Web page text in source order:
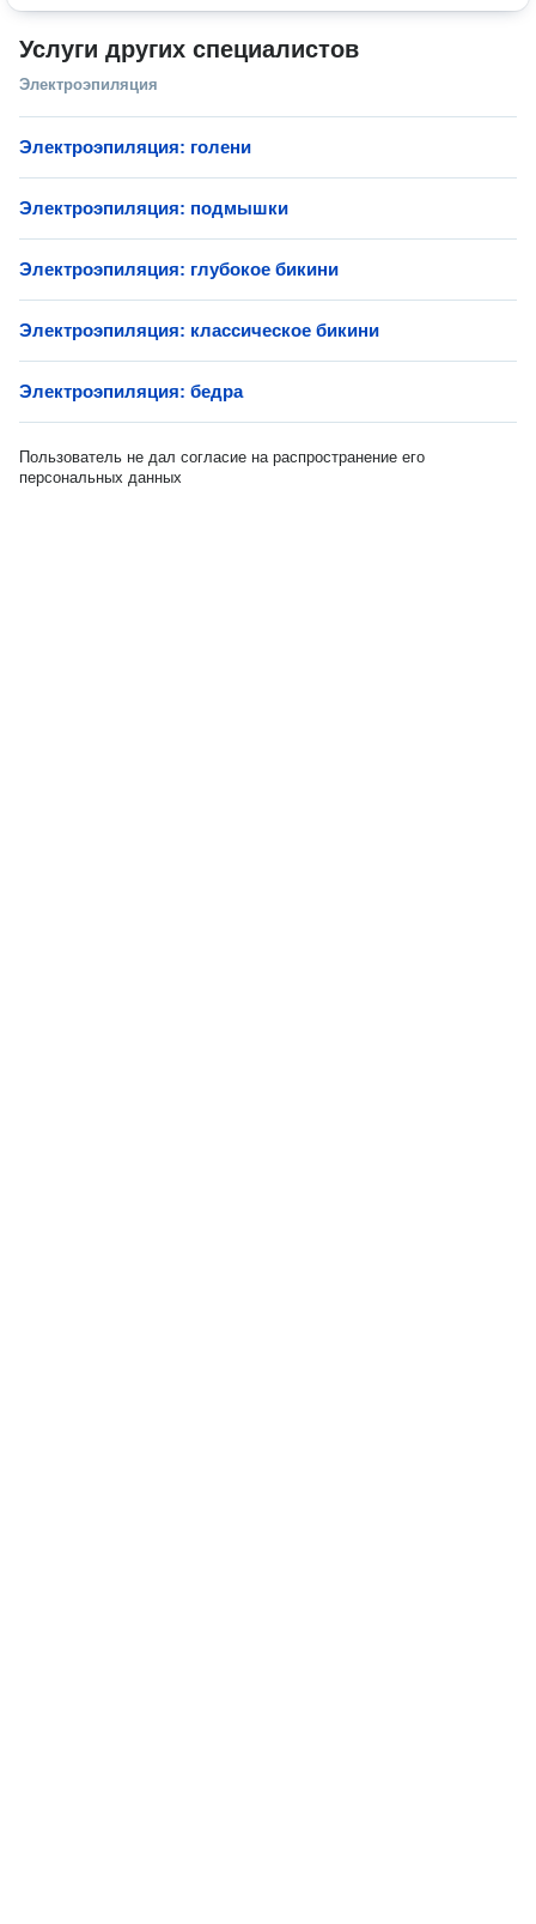
Услуги других специалистов
Электроэпиляция
Электроэпиляция: голени
Электроэпиляция: подмышки
Электроэпиляция: глубокое бикини
Электроэпиляция: классическое бикини
Электроэпиляция: бедра
Пользователь не дал согласие на распространение его
персональных данных